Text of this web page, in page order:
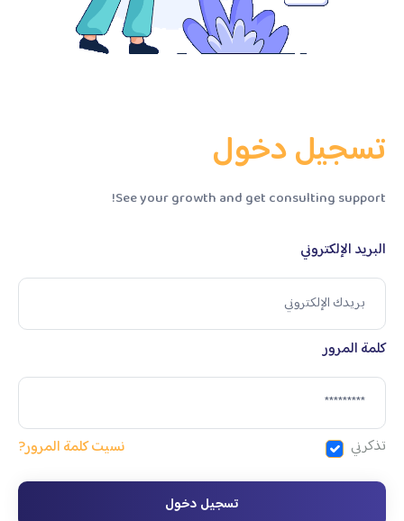
تسجيل دخول
See your growth and get consulting support!
البريد الإلكتروني
كلمة المرور
تذكرني نسيت كلمة المرور?
تسجيل دخول